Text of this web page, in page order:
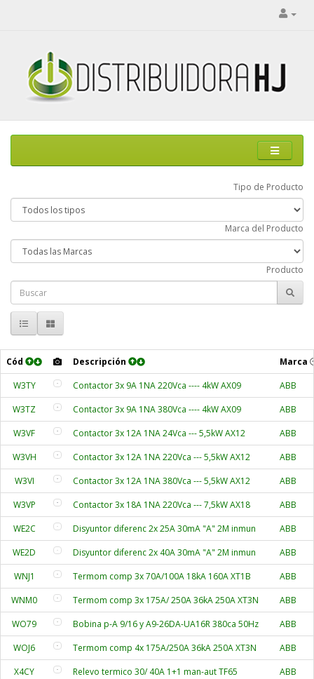
Tipo de Producto
Marca del Producto
Producto
Cód Descripción
Marca
W3TY
Contactor 3x 9A 1NA 220Vca ---- 4kW AX09
ABB
W3TZ
Contactor 3x 9A 1NA 380Vca ---- 4kW AX09
ABB
W3VF
Contactor 3x 12A 1NA 24Vca --- 5,5kW AX12
ABB
W3VH
Contactor 3x 12A 1NA 220Vca --- 5,5kW AX12
ABB
W3VI
Contactor 3x 12A 1NA 380Vca --- 5,5kW AX12
ABB
W3VP
Contactor 3x 18A 1NA 220Vca --- 7,5kW AX18
ABB
WE2C
Disyuntor diferenc 2x 25A 30mA "A" 2M inmun
ABB
WE2D
Disyuntor diferenc 2x 40A 30mA "A" 2M inmun
ABB
WNJ1
Termom comp 3x 70A/100A 18kA 160A XT1B
ABB
WNM0
Termom comp 3x 175A/ 250A 36kA 250A XT3N
ABB
WO79
Bobina p-A 9/16 y A9-26DA-UA16R 380ca 50Hz
ABB
WOJ6
Termom comp 4x 175A/250A 36kA 250A XT3N
ABB
X4CY
Relevo termico 30/ 40A 1+1 man-aut TF65
ABB